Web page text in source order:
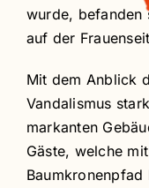
wurde, befanden
auf der
Mit dem Anblick
Vandalismus
markanten
Gäste, welche